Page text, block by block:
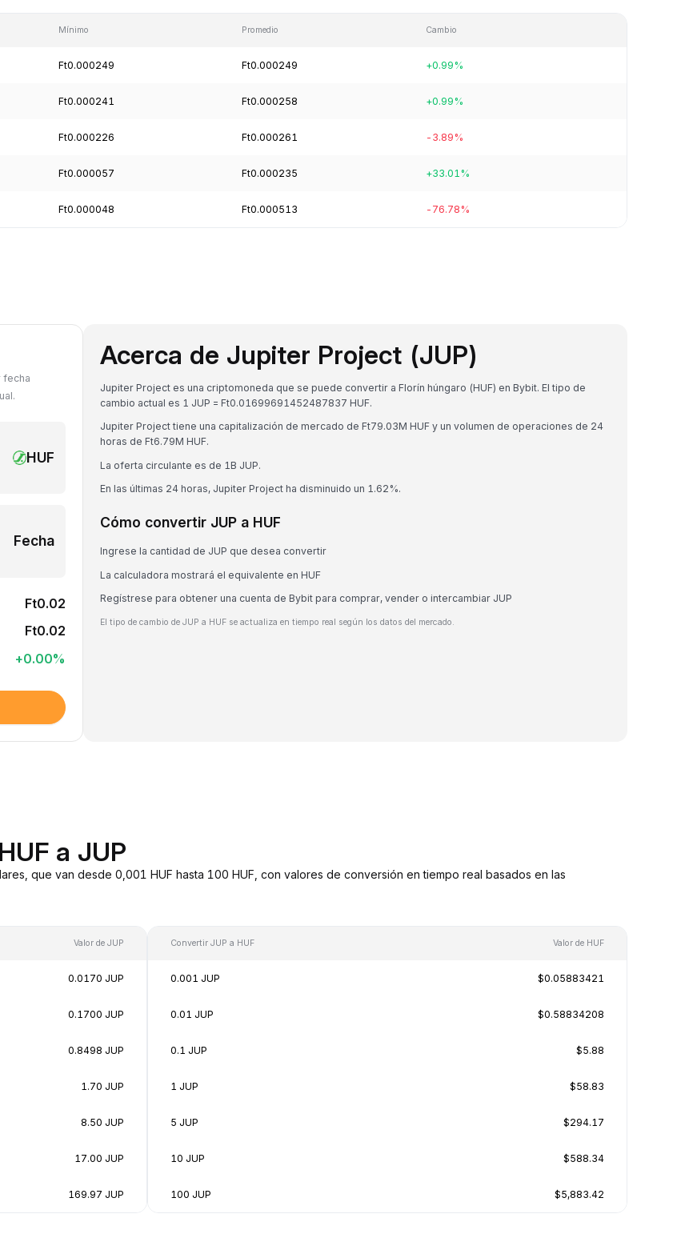
Mínimo Promedio Cambio
Ft0.000249 Ft0.000249 +0.99%
Ft0.000241 Ft0.000258 +0.99%
Ft0.000226 Ft0.000261 -3.89%
Ft0.000057 Ft0.000235 +33.01%
Ft0.000048 Ft0.000513 -76.78%
fecha
HUF
Fecha
Ft0.02
Ft0.02
+0.00%
Acerca de Jupiter Project (JUP)
Jupiter Project es una criptomoneda que se puede convertir a Florín húngaro (HUF) en Bybit. El tipo de
cambio actual es 1 JUP = Ft0.01699691452487837 HUF.
Jupiter Project tiene una capitalización de mercado de Ft79.03M HUF y un volumen de operaciones de 24
horas de Ft6.79M HUF.
La oferta circulante es de 1B JUP.
En las últimas 24 horas, Jupiter Project ha disminuido un 1.62%.
Cómo convertir JUP a HUF
Ingrese la cantidad de JUP que desea convertir
La calculadora mostrará el equivalente en HUF
Regístrese para obtener una cuenta de Bybit para comprar, vender o intercambiar JUP
El tipo de cambio de JUP a HUF se actualiza en tiempo real según los datos del mercado.
a JUP
que van desde 0,001 HUF hasta 100 HUF, con valores de conversión en tiempo real basados en las
Valor de JUP
0.0170 JUP
0.1700 JUP
0.8498 JUP
1.70 JUP
8.50 JUP
17.00 JUP
169.97 JUP
Convertir JUP a HUF Valor de HUF
0.001 JUP $0.05883421
0.01 JUP $0.58834208
0.1 JUP $5.88
1 JUP $58.83
5 JUP $294.17
10 JUP $588.34
100 JUP $5,883.42